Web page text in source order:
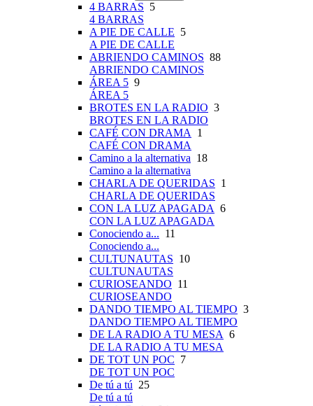
4 BARRAS 5
4 BARRAS
A PIE DE CALLE 5
A PIE DE CALLE
ABRIENDO CAMINOS 88
ABRIENDO CAMINOS
ÁREA 5 9
ÁREA 5
BROTES EN LA RADIO 3
BROTES EN LA RADIO
CAFÉ CON DRAMA
1
CAFÉ CON DRAMA
Camino a la alternativa 18
Camino a la alternativa
CHARLA DE QUERIDAS 1
CHARLA DE QUERIDAS
CON LA LUZ APAGADA 6
CON LA LUZ APAGADA
Conociendo a... 11
Conociendo a...
CULTUNAUTAS 10
CULTUNAUTAS
CURIOSEANDO 11
CURIOSEANDO
DANDO TIEMPO AL TIEMPO 3
DANDO TIEMPO AL TIEMPO
DE LA RADIO A TU MESA 6
DE LA RADIO A TU MESA
DE TOT UN POC 7
DE TOT UN POC
De tú a tú 25
De tú a tú